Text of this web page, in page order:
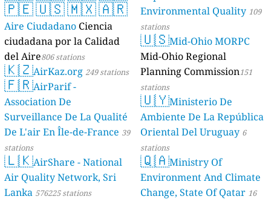
🇵🇪🇺🇸🇲🇽🇦🇷
Aire Ciudadano Ciencia
ciudadana por la Calidad
del Aire806 stations
🇰🇿AirKaz.org 249 stations
🇫🇷AirParif -
Association De
Surveillance De La Qualité
De L'air En Île-de-France 39
stations
🇱🇰AirShare - National
Air Quality Network, Sri
Lanka 576225 stations
Environmental Quality 109
stations
🇺🇸Mid-Ohio MORPC
Mid-Ohio Regional
Planning Commission151
stations
🇺🇾Ministerio De
Ambiente De La República
Oriental Del Uruguay 6
stations
🇶🇦Ministry Of
Environment And Climate
Change, State Of Qatar 16